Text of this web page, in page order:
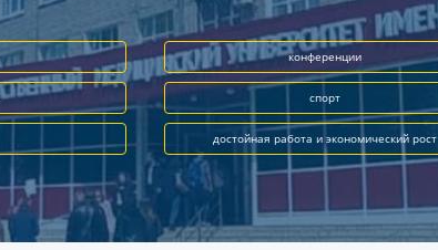
конференции
спорт
достойная работа и экономический рост